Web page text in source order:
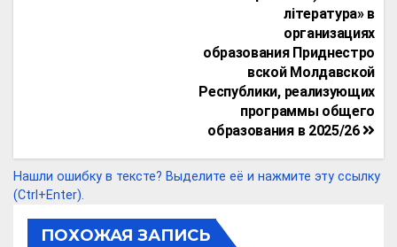
література» в
организациях
образования Приднестро
вской Молдавской
Республики, реализующих
программы общего
образования в 2025/26
Нашли ошибку в тексте? Выделите её и нажмите эту ссылку
(Ctrl+Enter).
ПОХОЖАЯ ЗАПИСЬ